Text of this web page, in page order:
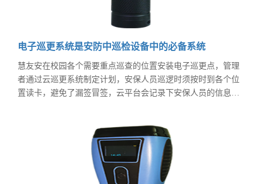
电子巡更系统是安防中巡检设备中的必备系统
慧友安在校园各个需要重点巡查的位置安装电子巡更点，管理
者通过云巡更系统制定计划，安保人员巡逻时须按时到各个位
置读卡，避免了漏签冒签，云平台会记录下安保人员的信息、
忧，慧友安推出更好的巡更主打产品，做到学校安防好“管
理”，学生安全有“保障”，家长才会更“安心”。